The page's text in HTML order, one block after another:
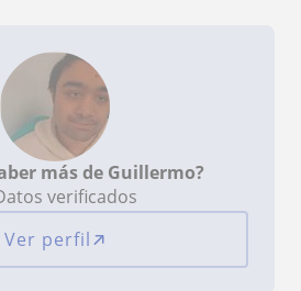
más de Guillermo?
verificados
Ver perfil